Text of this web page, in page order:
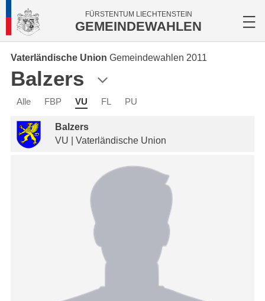
FÜRSTENTUM LIECHTENSTEIN
GEMEINDEWAHLEN
Vaterländische Union Gemeindewahlen 2011
Balzers
Alle FBP VU FL PU
Balzers
VU | Vaterländische Union